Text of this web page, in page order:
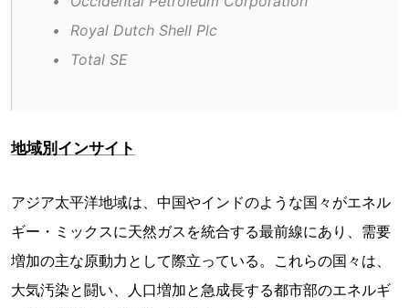
•	Royal Dutch Shell Plc
•	Total SE
地域別インサイト
アジア太平洋地域は、中国やインドのような国々がエネル
ギー・ミックスに天然ガスを統合する最前線にあり、需要
増加の主な原動力として際立っている。これらの国々は、
大気汚染と闘い、人口増加と急成長する都市部のエネルギ